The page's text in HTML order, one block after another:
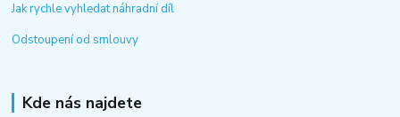
Jak rychle vyhledat náhradní díl
Odstoupení od smlouvy
Kde nás najdete